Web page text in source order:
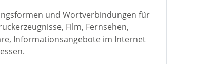
und Wortverbindungen für
Film, Fernsehen,
Informationsangebote im Internet